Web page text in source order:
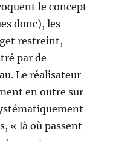
le concept
donc), les
restreint,
par de
Le réalisateur
en outre sur
« là où passent